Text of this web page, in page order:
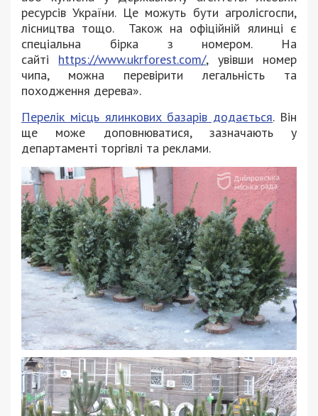
ресурсів України. Це можуть бути агролісгоспи,
лісництва тощо. Також на офіційній ялинці є
спеціальна бірка з номером. На
сайті https://www.ukrforest.com/, увівши номер
чипа, можна перевірити легальність та
походження дерева».
Перелік місць ялинкових базарів додається. Він
ще може доповнюватися, зазначають у
департаменті торгівлі та реклами.